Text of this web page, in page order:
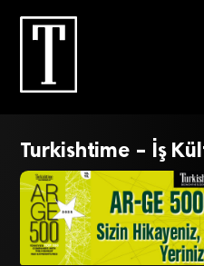
Turkishtime – İş